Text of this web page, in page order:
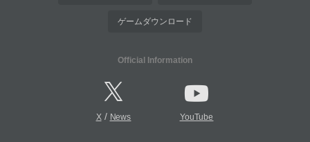
ゲームダウンロード
Official Information
X/ News YouTube